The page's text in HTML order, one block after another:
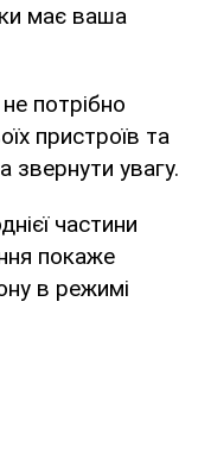
має ваша
потрібно
пристроїв та
звернути увагу.
частини
покаже
в режимі